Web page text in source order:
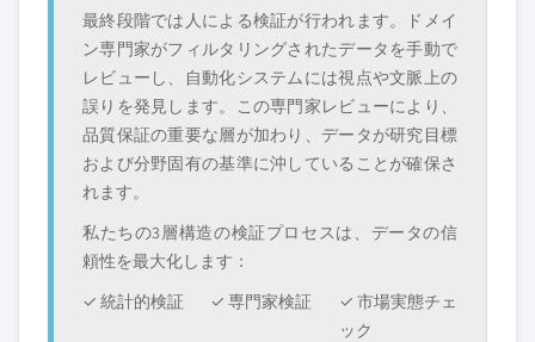
最終段階では人による検証が行われます。ドメイ
ン専門家がフィルタリングされたデータを手動で
レビューし、自動化システムには視点や文脈上の
誤りを発見します。この専門家レビューにより、
品質保証の重要な層が加わり、データが研究目標
および分野固有の基準に沖していることが確保さ
れます。
私たちの3層構造の検証プロセスは、データの信
頼性を最大化します：
✓ 統計的検証
✓ 専門家検証
✓ 市場実態チェ
ック